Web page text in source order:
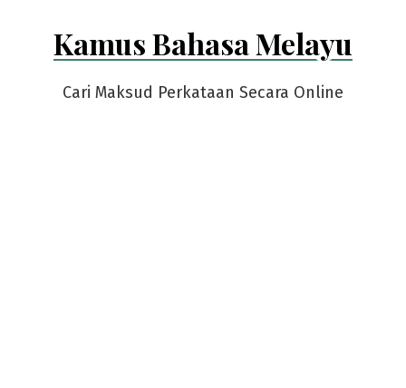
Kamus Bahasa Melayu
Cari Maksud Perkataan Secara Online